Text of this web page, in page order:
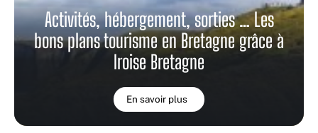
Activités, hébergement, sorties … Les
bons plans tourisme en Bretagne grâce à
Iroise Bretagne
En savoir plus